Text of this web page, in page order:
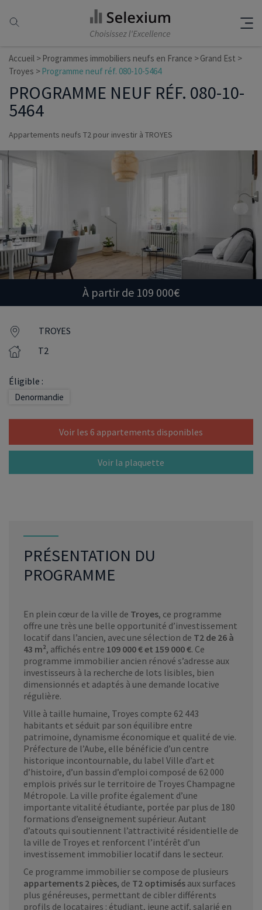
Accueil Programmes immobiliers neufs en France
Grand Est
Troyes
Programme neuf réf. 080-10-5464
PROGRAMME NEUF RÉF. 080-10-
5464
Appartements neufs T2 pour investir à TROYES
À partir de 109 000€
TROYES
T2
Éligible :
Denormandie
Voir les 6 appartements disponibles
Voir la plaquette
PRÉSENTATION DU
PROGRAMME
En plein cœur de la ville de Troyes, ce programme
offre une très une belle opportunité d’investissement
locatif dans l’ancien, avec une sélection de T2 de 26 à
43 m², affichés entre 109 000 € et 159 000 €. Ce
programme immobilier ancien rénové s’adresse aux
investisseurs à la recherche de lots lisibles, bien
dimensionnés et adaptés à une demande locative
régulière.
Ville à taille humaine, Troyes compte 62 443
habitants et séduit par son équilibre entre
patrimoine, dynamisme économique et qualité de vie.
Préfecture de l’Aube, elle bénéficie d’un centre
historique incontournable, du label Ville d’art et
d’histoire, d’un bassin d’emploi composé de 62 000
emplois privés sur le territoire de Troyes Champagne
Métropole. La ville profite également d’une
importante vitalité étudiante, portée par plus de 180
formations d’enseignement supérieur. Autant
d’atouts qui soutiennent l’attractivité résidentielle de
la ville de Troyes et renforcent l’intérêt d’un
investissement immobilier locatif dans le secteur.
Ce programme immobilier se compose de plusieurs
appartements 2 pièces, de T2 optimisés aux surfaces
plus généreuses, permettant de cibler différents
profils de locataires : étudiant, jeune actif, salarié en